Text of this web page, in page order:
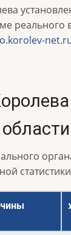
реального